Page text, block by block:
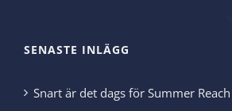
SENASTE INLÄGG
Snart är det dags för Summer